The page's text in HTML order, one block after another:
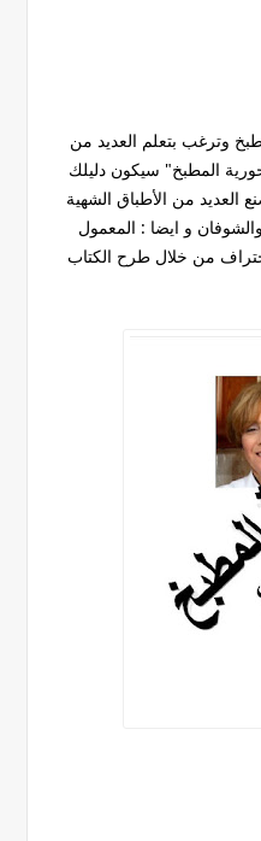
وترغب بتعلم العديد من
المطبخ" سيكون دليلك
من الأطباق الشهية
و ايضا : المعمول
من خلال طرح الكتاب